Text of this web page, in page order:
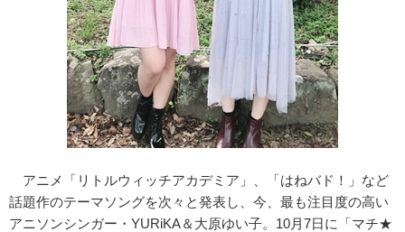
アニメ「リトルウィッチアカデミア」、「はねバド！」など
話題作のテーマソングを次々と発表し、今、最も注目度の高い
アニソンシンガー・YURiKA＆大原ゆい子。10月7日に「マチ★